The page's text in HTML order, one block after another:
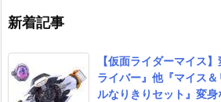
新着記事
【仮面ライダーマイス
ライバー』他『マイス
ルなりきりセット』変